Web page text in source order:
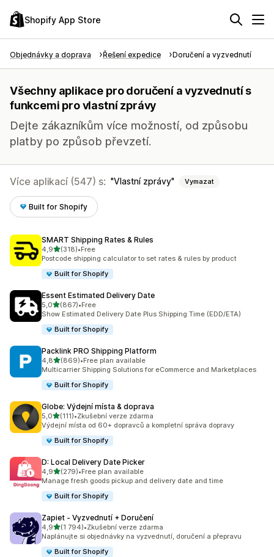
Shopify App Store
Objednávky a doprava Řešení expedice Doručení a vyzvednutí
Všechny aplikace pro doručení a vyzvednutí s
funkcemi pro vlastní zprávy
Dejte zákazníkům více možností, od způsobu
platby po způsob převzetí.
Více aplikací (547) s: Vlastní zprávy Vymazat
Built for Shopify
SMART Shipping Rates & Rules
4,9z 5 hvězd
(318)
Celkový počet recenzí: 318
•Free
Postcode shipping calculator to set rates & rules by product
Built for Shopify
Essent Estimated Delivery Date
5,0z 5 hvězd
(867)
Celkový počet recenzí: 867
•Free
Show Estimated Delivery Date Plus Shipping Time (EDD/ETA)
Built for Shopify
Packlink PRO Shipping Platform
4,8z 5 hvězd
(869)
Celkový počet recenzí: 869
•Free plan available
Multicarrier Shipping Solutions for eCommerce and Marketplaces
Built for Shopify
Globe: Výdejní místa & doprava
5,0z 5 hvězd
(111)
Celkový počet recenzí: 111
•Zkušební verze zdarma
Výdejní místa od 60+ dopravců a kompletní správa dopravy
Built for Shopify
D: Local Delivery Date Picker
4,9z 5 hvězd
(279)
Celkový počet recenzí: 279
•Free plan available
Manage fresh goods pickup and delivery date and time
Built for Shopify
Zapiet ‑ Vyzvednutí + Doručení
4,9z 5 hvězd
(1 794)
Celkový počet recenzí: 1794
•Zkušební verze zdarma
Naplánujte si objednávky na vyzvednutí, doručení a přepravu
Built for Shopify